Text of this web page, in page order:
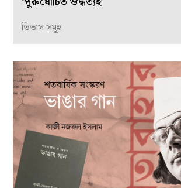
তিতাস সমূহ